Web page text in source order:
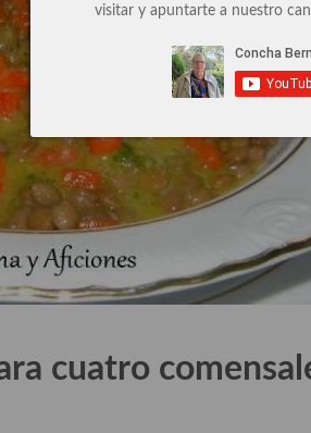
cuatro
visitar y apuntarte a nuestro